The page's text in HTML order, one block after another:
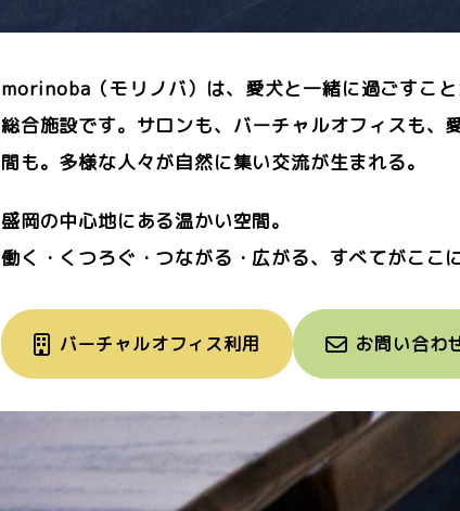
morinoba（モリノバ）は、愛犬と一緒に過ごすこ
総合施設です。サロンも、バーチャルオフィスも、
間も。多様な人々が自然に集い交流が生まれる。
盛岡の中心地にある温かい空間。
働く・くつろぐ・つながる・広がる、すべてがここに
バーチャルオフィス利用 お問い合わ